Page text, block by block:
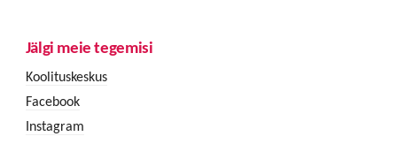
Jälgi meie tegemisi
Koolituskeskus
Facebook
Instagram